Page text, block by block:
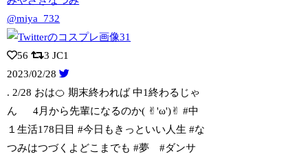
@miya_732
56 3 JC1
2023/02/28
. 2/28 おは🍊 期末終われば 中1終わるじゃ
ん 4月から先輩になるのか( ✌︎'ω')✌︎ #中
１生活178日目 #今日もきっといい人生 #な
つみはつづくよどこまでも #夢 #ダンサ